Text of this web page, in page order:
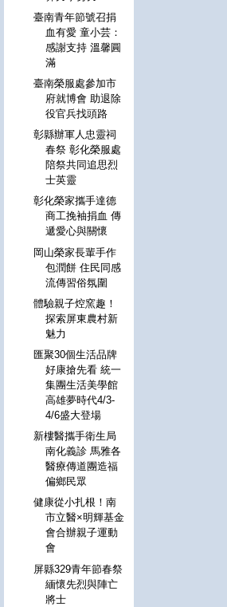
臺南青年節號召捐
血有愛 童小芸：
感謝支持 溫馨圓
滿
臺南榮服處參加市
府就博會 助退除
役官兵找頭路
彰縣辦軍人忠靈祠
春祭 彰化榮服處
陪祭共同追思烈
士英靈
彰化榮家攜手達德
商工挽袖捐血 傳
遞愛心與關懷
岡山榮家長輩手作
包潤餅 住民同感
流傳習俗氛圍
體驗親子焢窯趣！
探索屏東農村新
魅力
匯聚30個生活品牌
好康搶先看 統一
集團生活美學館
高雄夢時代4/3-
4/6盛大登場
新樓醫攜手衛生局
南化義診 馬雅各
醫療傳道團造福
偏鄉民眾
健康從小扎根！南
市立醫×明輝基金
會合辦親子運動
會
屏縣329青年節春祭
緬懷先烈與陣亡
將士